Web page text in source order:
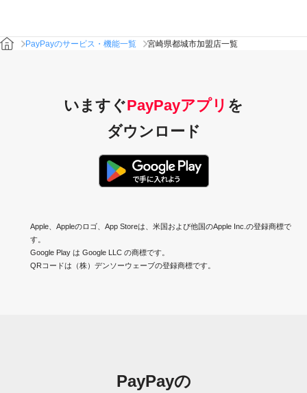
PayPayのサービス・機能一覧 宮崎県都城市加盟店一覧
いますぐPayPayアプリ を
ダウンロード
Apple、Appleのロゴ、App Storeは、米国および他国のApple Inc.の登録商標で
す。
Google Play は Google LLC の商標です。
QRコードは（株）デンソーウェーブの登録商標です。
PayPayの